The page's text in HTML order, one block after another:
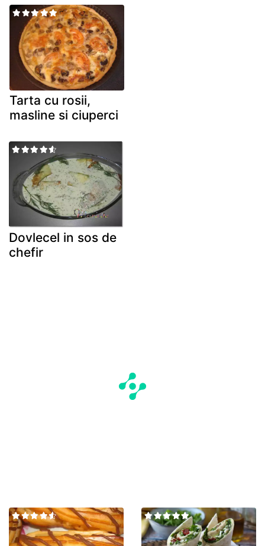
Tarta cu rosii,
masline si ciuperci
Dovlecel in sos de
chefir